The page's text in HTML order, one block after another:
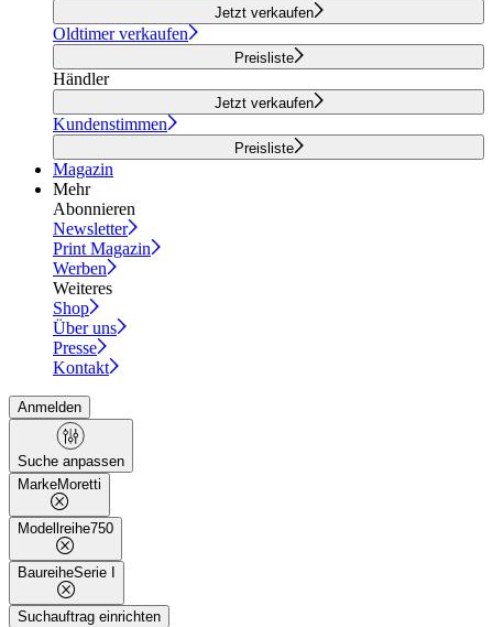
Jetzt verkaufen
Oldtimer verkaufen
Preisliste
Händler
Jetzt verkaufen
Kundenstimmen
Preisliste
Magazin
Mehr
Abonnieren
Newsletter
Print Magazin
Werben
Weiteres
Shop
Über uns
Presse
Kontakt
Anmelden
Suche anpassen
MarkeMoretti
Modellreihe750
BaureiheSerie I
Suchauftrag einrichten